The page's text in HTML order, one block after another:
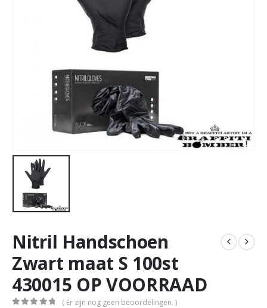
Nitril Handschoen
Zwart maat S 100st
430015 OP VOORRAAD
( Er zijn nog geen beoordelingen. )